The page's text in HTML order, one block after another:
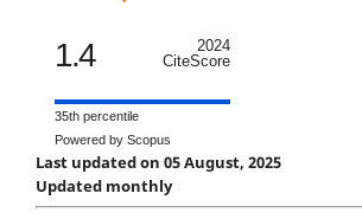
1.4
2024
CiteScore
35th percentile
Powered by Scopus
Last updated on 05 August, 2025
Updated monthly